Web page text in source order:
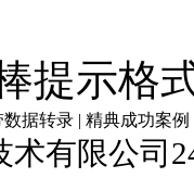
提示格
数据转录 | 精典成功案例
术有限公司